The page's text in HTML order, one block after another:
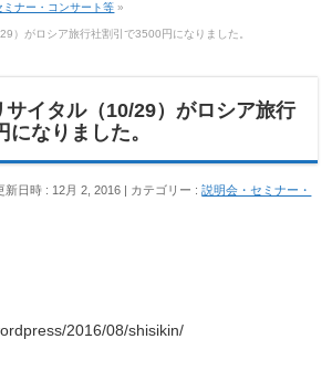
ミナー・コンサート等 »
）がロシア旅行社割引で3500円になりました。
サイタル（10/29）がロシア旅行
なりました。
新日時 : 12月 2, 2016 カテゴリー :説明会・セミナー・
2016/08/shisikin/